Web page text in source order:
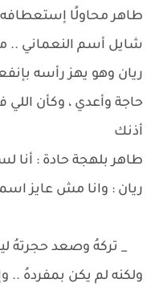
طاهر محاولًا إستعطافه :
شايل أسم النعماني
ريان وهو يهز رأسه
حاجة وأعدي ، وكأن
أذنك
طاهر بلهجة حادة : أنا
ريان : وانا مش عايز
_ تركهُ وصعد حجرتهُ
ولكنه لم يكن بمفردهُ ..